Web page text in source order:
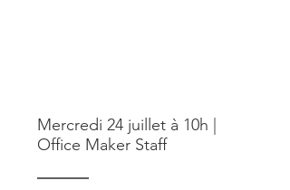
Mercredi 24 juillet à 10h |
Office Maker Staff